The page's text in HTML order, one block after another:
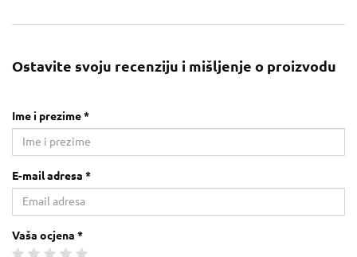
Ostavite svoju recenziju i mišljenje o proizvodu
Ime i prezime *
E-mail adresa *
Vaša ocjena *